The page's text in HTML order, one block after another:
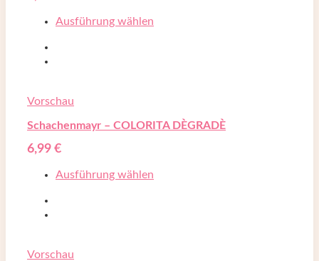
Ausführung wählen
Vorschau
Schachenmayr – COLORITA DÈGRADÈ
6,99 €
Ausführung wählen
Vorschau